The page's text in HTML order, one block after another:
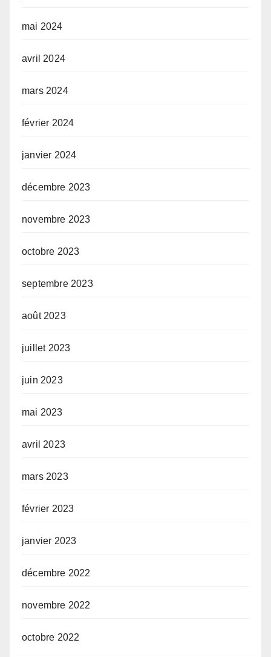
mai 2024
avril 2024
mars 2024
février 2024
janvier 2024
décembre 2023
novembre 2023
octobre 2023
septembre 2023
août 2023
juillet 2023
juin 2023
mai 2023
avril 2023
mars 2023
février 2023
janvier 2023
décembre 2022
novembre 2022
octobre 2022